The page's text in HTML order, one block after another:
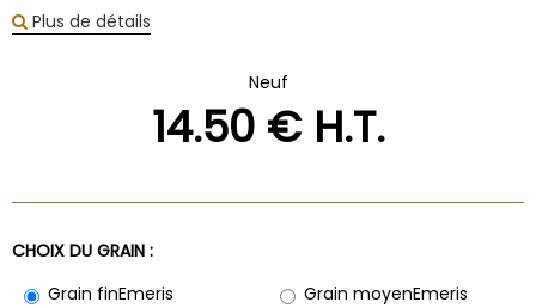
Plus de détails
Neuf
14.50€ H.T.
CHOIX DU GRAIN :
Grain finEmeris Grain moyenEmeris